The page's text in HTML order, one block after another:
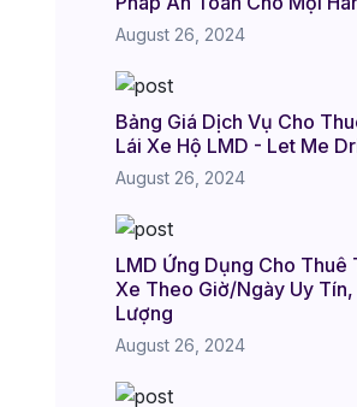
August 26, 2024
Bảng Giá Dịch Vụ Cho
Lái Xe Hộ LMD - Let Me
August 26, 2024
LMD Ứng Dụng Cho Thuê
Xe Theo Giờ/Ngày Uy Tín,
Lượng
August 26, 2024